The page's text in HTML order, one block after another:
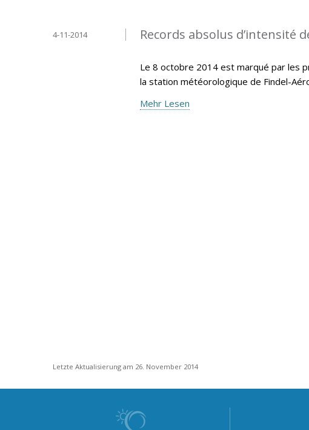
Records absolus d’intensité
4-11-2014
Le 8 octobre 2014 est marqué par les
la station météorologique de Findel-
Mehr Lesen
Letzte Aktualisierung am 26. November 2014